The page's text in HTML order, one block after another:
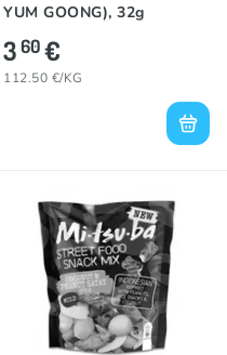
YUM GOONG), 32g
360€
112.50 €/KG